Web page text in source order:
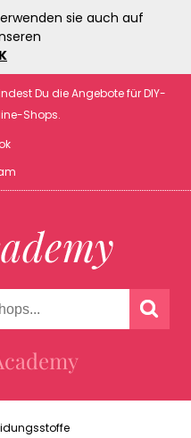
sie auch auf
Du die Angebote für DIY-
Shops.